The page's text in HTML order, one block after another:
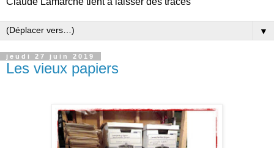
▼
jeudi 27 juin 2019
Les vieux papiers